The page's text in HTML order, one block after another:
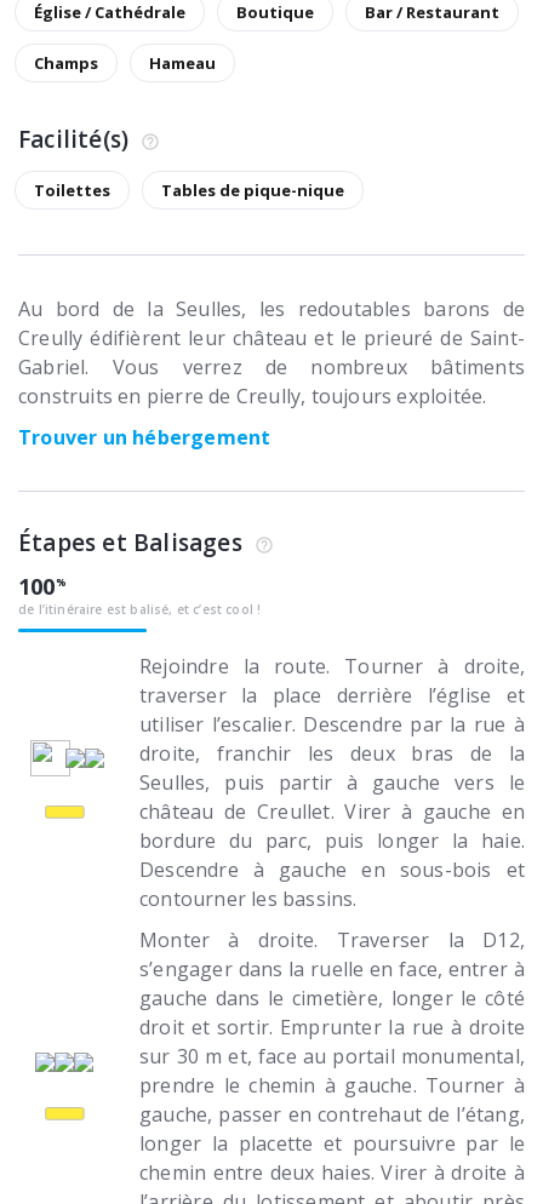
Église / Cathédrale Boutique Bar / Restaurant
Champs Hameau
Facilité(s)
Toilettes Tables de pique-nique
Au bord de la Seulles, les redoutables barons de
Creully édifièrent leur château et le prieuré de Saint-
Gabriel. Vous verrez de nombreux bâtiments
construits en pierre de Creully, toujours exploitée.
Trouver un hébergement
Étapes et Balisages
100
de l’itinéraire est balisé, et c’est cool !
Rejoindre la route. Tourner à droite,
traverser la place derrière l’église et
utiliser l’escalier. Descendre par la rue à
droite, franchir les deux bras de la
Seulles, puis partir à gauche vers le
château de Creullet. Virer à gauche en
bordure du parc, puis longer la haie.
Descendre à gauche en sous-bois et
contourner les bassins.
Monter à droite. Traverser la D12,
s’engager dans la ruelle en face, entrer à
gauche dans le cimetière, longer le côté
droit et sortir. Emprunter la rue à droite
sur 30 m et, face au portail monumental,
prendre le chemin à gauche. Tourner à
gauche, passer en contrehaut de l’étang,
longer la placette et poursuivre par le
chemin entre deux haies. Virer à droite à